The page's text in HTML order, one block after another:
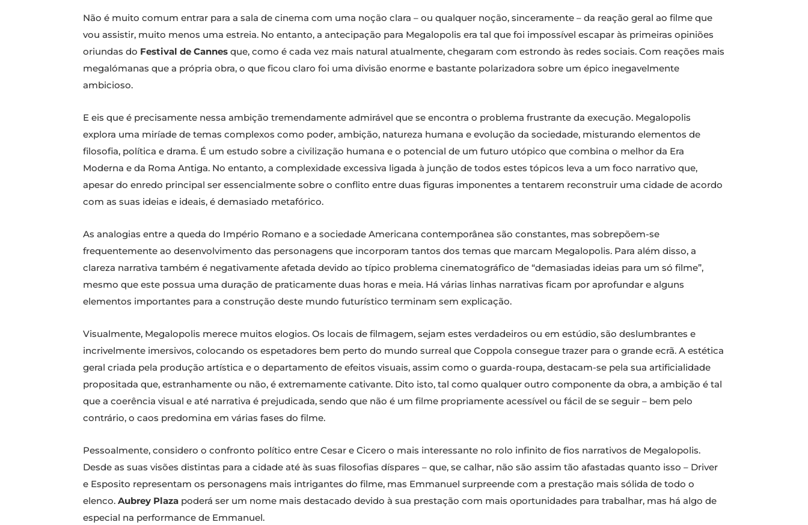
Não é muito comum entrar para a sala de cinema com uma noção clara – ou qualquer noção, sinceramente – da reação geral ao filme que
vou assistir, muito menos uma estreia. No entanto, a antecipação para Megalopolis era tal que foi impossível escapar às primeiras opiniões
oriundas do Festival de Cannes que, como é cada vez mais natural atualmente, chegaram com estrondo às redes sociais. Com reações mais
megalómanas que a própria obra, o que ficou claro foi uma divisão enorme e bastante polarizadora sobre um épico inegavelmente
ambicioso.
E eis que é precisamente nessa ambição tremendamente admirável que se encontra o problema frustrante da execução. Megalopolis
explora uma miríade de temas complexos como poder, ambição, natureza humana e evolução da sociedade, misturando elementos de
filosofia, política e drama. É um estudo sobre a civilização humana e o potencial de um futuro utópico que combina o melhor da Era
Moderna e da Roma Antiga. No entanto, a complexidade excessiva ligada à junção de todos estes tópicos leva a um foco narrativo que,
apesar do enredo principal ser essencialmente sobre o conflito entre duas figuras imponentes a tentarem reconstruir uma cidade de acordo
com as suas ideias e ideais, é demasiado metafórico.
As analogias entre a queda do Império Romano e a sociedade Americana contemporânea são constantes, mas sobrepõem-se
frequentemente ao desenvolvimento das personagens que incorporam tantos dos temas que marcam Megalopolis. Para além disso, a
clareza narrativa também é negativamente afetada devido ao típico problema cinematográfico de “demasiadas ideias para um só filme”,
mesmo que este possua uma duração de praticamente duas horas e meia. Há várias linhas narrativas ficam por aprofundar e alguns
elementos importantes para a construção deste mundo futurístico terminam sem explicação.
Visualmente, Megalopolis merece muitos elogios. Os locais de filmagem, sejam estes verdadeiros ou em estúdio, são deslumbrantes e
incrivelmente imersivos, colocando os espetadores bem perto do mundo surreal que Coppola consegue trazer para o grande ecrã. A estética
geral criada pela produção artística e o departamento de efeitos visuais, assim como o guarda-roupa, destacam-se pela sua artificialidade
propositada que, estranhamente ou não, é extremamente cativante. Dito isto, tal como qualquer outro componente da obra, a ambição é tal
que a coerência visual e até narrativa é prejudicada, sendo que não é um filme propriamente acessível ou fácil de se seguir – bem pelo
contrário, o caos predomina em várias fases do filme.
Pessoalmente, considero o confronto político entre Cesar e Cicero o mais interessante no rolo infinito de fios narrativos de Megalopolis.
Desde as suas visões distintas para a cidade até às suas filosofias díspares – que, se calhar, não são assim tão afastadas quanto isso – Driver
e Esposito representam os personagens mais intrigantes do filme, mas Emmanuel surpreende com a prestação mais sólida de todo o
elenco. Aubrey Plaza poderá ser um nome mais destacado devido à sua prestação com mais oportunidades para trabalhar, mas há algo de
especial na performance de Emmanuel.